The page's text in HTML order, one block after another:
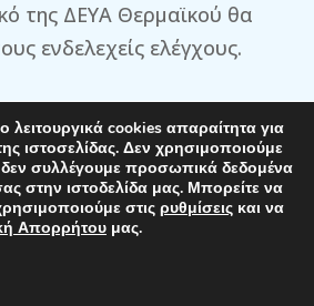
της ΔΕΥΑ Θερμαϊκού θα
ενδελεχείς ελέγχους.
Yδρομέτρων
cookies απαραίτητα για
ιστοσελίδας. Δεν χρησιμοποιούμε
συλλέγουμε προσωπικά δεδομένα
στην ιστοδελίδα μας. Μπορείτε να
στις ρυθμίσεις και να
Απορρήτου μας.
του Cookie banner για το GDPR